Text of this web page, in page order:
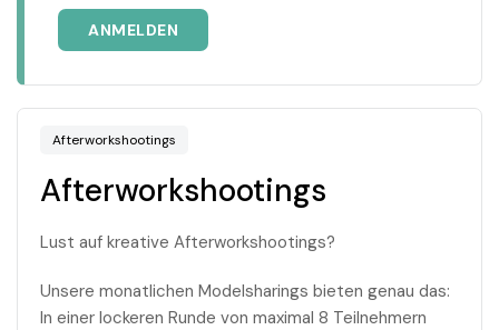
ANMELDEN
Afterworkshootings
Afterworkshootings
Lust auf kreative Afterworkshootings?
Unsere monatlichen Modelsharings bieten genau das:
In einer lockeren Runde von maximal 8 Teilnehmern